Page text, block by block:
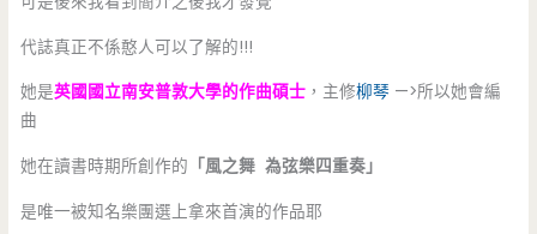
代誌真正不係憨人可以了解的!!!
她是英國國立南安普敦大學的作曲碩士 ，主修柳琴 —>所以她會編
曲
她在讀書時期所創作的 「風之舞 為弦樂四重奏」
是唯一被知名樂團選上拿來首演的作品耶